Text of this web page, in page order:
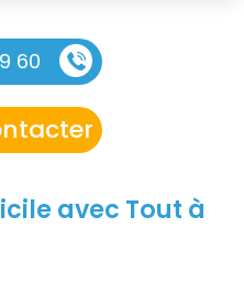
60
avec Tout à